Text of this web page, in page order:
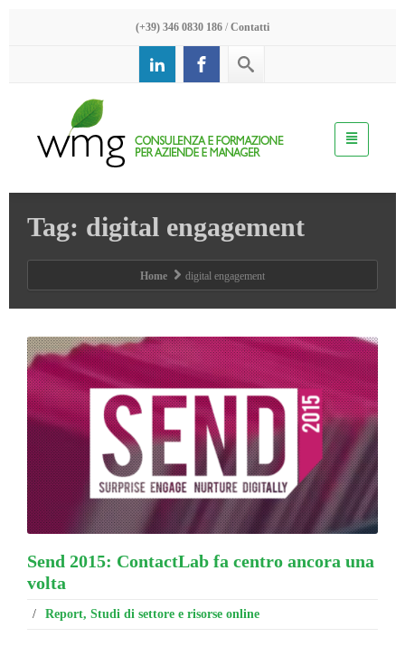
(+39) 346 0830 186 / Contatti
Tag: digital engagement
Home digital engagement
Send 2015: ContactLab fa centro ancora una
volta
/ Report, Studi di settore e risorse online